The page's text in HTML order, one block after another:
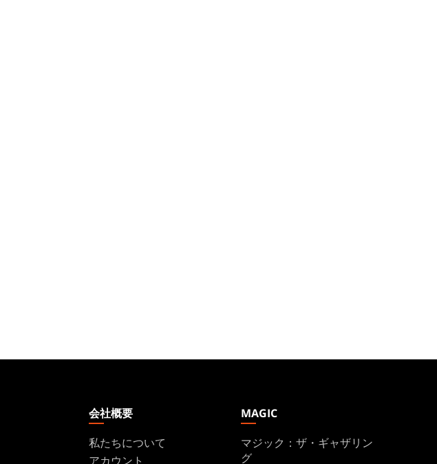
会社概要
私たちについて
アカウント
MAGIC
マジック：ザ・ギャザリン
グ